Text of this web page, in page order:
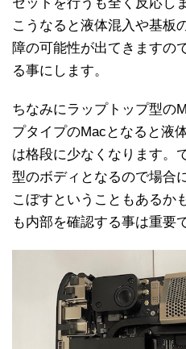
こうなると液体混入や基板
障の可能性が出てきますの
る事にします。
ちなみにラップトップ型の
プタイプのMacとなると液
は格段に少なくなります。
型のボディとなるので場合
こぼすということもあるか
も内部を確認する事は重要